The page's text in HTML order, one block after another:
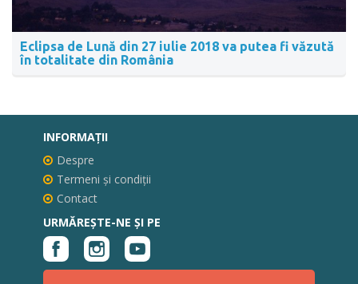
Eclipsa de Lună din 27 iulie 2018 va putea fi văzută
în totalitate din România
INFORMAŢII
Despre
Termeni și condiții
Contact
URMĂREȘTE-NE ȘI PE